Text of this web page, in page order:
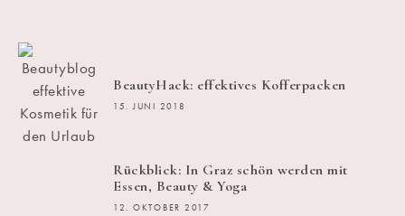
BeautyHack: effektives Kofferpacken
15. JUNI 2018
Rückblick: In Graz schön werden mit
Essen, Beauty & Yoga
12. OKTOBER 2017